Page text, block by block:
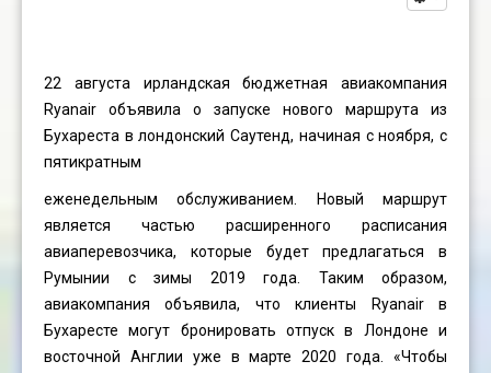
22 августа ирландская бюджетная авиакомпания
Ryanair объявила о запуске нового маршрута из
Бухареста в лондонский Саутенд, начиная с ноября, с
пятикратным
еженедельным обслуживанием. Новый маршрут
является частью расширенного расписания
авиаперевозчика, которые будет предлагаться в
Румынии с зимы 2019 года. Таким образом,
авиакомпания объявила, что клиенты Ryanair в
Бухаресте могут бронировать отпуск в Лондоне и
восточной Англии уже в марте 2020 года. «Чтобы